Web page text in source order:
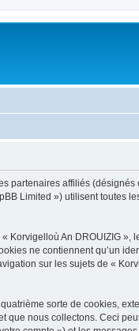
affiliés
Limited ») utilisent toutes
An DROUIZIG
ne contiennent qu’un
sur les sujets de «
sorte de cookies,
nous collectons. Ceci